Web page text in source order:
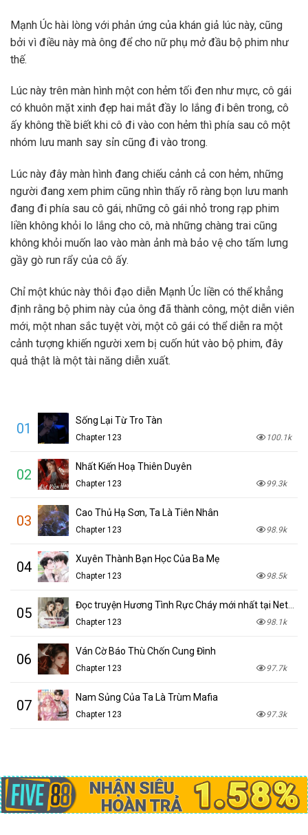
Mạnh Úc hài lòng với phản ứng của khán giả lúc này, cũng
bởi vì điều này mà ông để cho nữ phụ mở đầu bộ phim như
thế.
Lúc này trên màn hình một con hẻm tối đen như mực, cô gái
có khuôn mặt xinh đẹp hai mắt đầy lo lắng đi bên trong, cô
ấy không thề biết khi cô đi vào con hẻm thì phía sau cô một
nhóm lưu manh say sỉn cũng đi vào trong.
Lúc này đây màn hình đang chiếu cảnh cả con hẻm, những
người đang xem phim cũng nhìn thấy rõ ràng bọn lưu manh
đang đi phía sau cô gái, những cô gái nhỏ trong rạp phim
liền không khỏi lo lắng cho cô, mà những chàng trai cũng
không khỏi muốn lao vào màn ảnh mà bảo vệ cho tấm lưng
gầy gò run rẩy của cô ấy.
Chỉ một khúc này thôi đạo diễn Mạnh Úc liền có thể khẳng
định rằng bộ phim này của ông đã thành công, một diễn viên
mới, một nhan sắc tuyệt vời, một cô gái có thể diễn ra một
cảnh tượng khiến người xem bị cuốn hút vào bộ phim, đây
quả thật là một tài năng diễn xuất.
01 Sống Lại Từ Tro Tàn
Chapter 123 100.1k
02 Nhất Kiến Hoạ Thiên Duyên
Chapter 123 99.3k
03 Cao Thủ Hạ Sơn, Ta Là Tiên Nhân
Chapter 123 98.9k
04 Xuyên Thành Bạn Học Của Ba Mẹ
Chapter 123 98.5k
05
Chapter 123 98.1k
06 Ván Cờ Báo Thù Chốn Cung Đình
Chapter 123 97.7k
07 Nam Sủng Của Ta Là Trùm Mafia
Chapter 123 97.3k